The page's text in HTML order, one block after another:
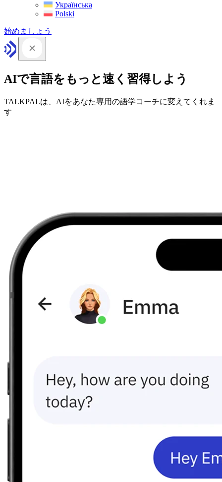
Українська
Polski
始めましょう
AIで言語をもっと速く習得しよう
TALKPALは、AIをあなた専用の語学コーチに変えてくれま
す